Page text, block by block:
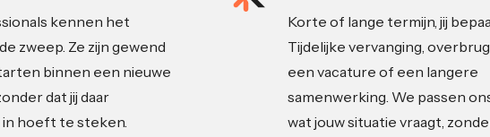
kennen het
zweep. Ze zijn gewend
binnen een nieuwe
dat jij daar
hoeft te steken.
Korte of lange termijn, jij
Tijdelijke vervanging,
een vacature of een langere
samenwerking. We passen
wat jouw situatie vraagt,